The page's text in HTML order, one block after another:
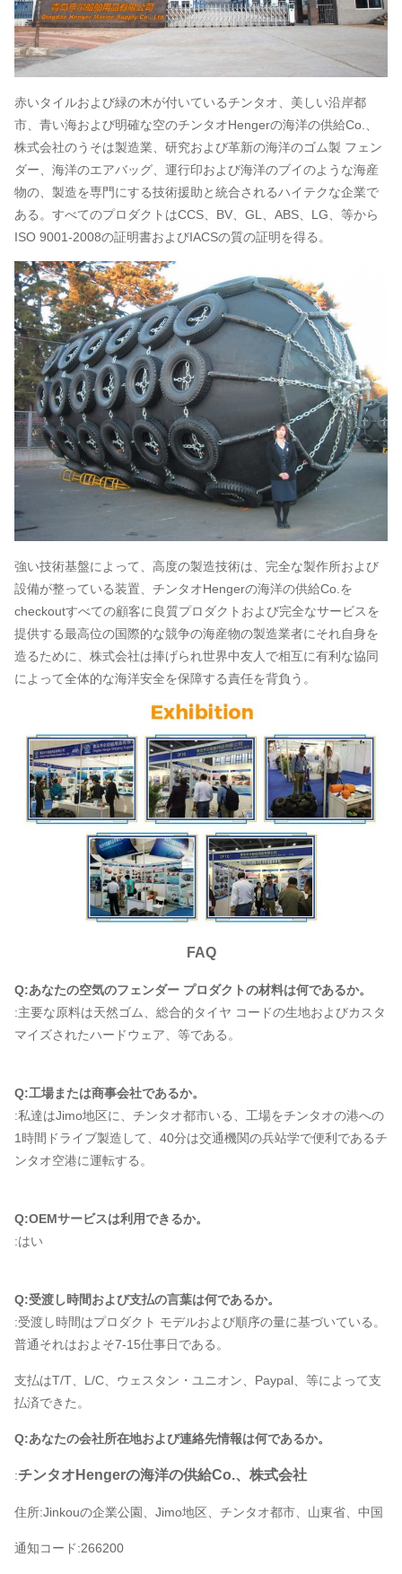
赤いタイルおよび緑の木が付いているチンタオ、美しい沿岸都
市、青い海および明確な空のチンタオHengerの海洋の供給Co.、
株式会社のうそは製造業、研究および革新の海洋のゴム製 フェン
ダー、海洋のエアバッグ、運行印および海洋のブイのような海産
物の、製造を専門にする技術援助と統合されるハイテクな企業で
ある。すべてのプロダクトはCCS、BV、GL、ABS、LG、等から
ISO 9001-2008の証明書およびIACSの質の証明を得る。
強い技術基盤によって、高度の製造技術は、完全な製作所および
設備が整っている装置、チンタオHengerの海洋の供給Co.を
checkoutすべての顧客に良質プロダクトおよび完全なサービスを
提供する最高位の国際的な競争の海産物の製造業者にそれ自身を
造るために、株式会社は捧げられ世界中友人で相互に有利な協同
によって全体的な海洋安全を保障する責任を背負う。
FAQ
Q:あなたの空気のフェンダー プロダクトの材料は何であるか。
:主要な原料は天然ゴム、総合的タイヤ コードの生地およびカスタ
マイズされたハードウェア、等である。
Q:工場または商事会社であるか。
:私達はJimo地区に、チンタオ都市いる、工場をチンタオの港への
1時間ドライブ製造して、40分は交通機関の兵站学で便利であるチ
ンタオ空港に運転する。
Q:OEMサービスは利用できるか。
:はい
Q:受渡し時間および支払の言葉は何であるか。
:受渡し時間はプロダクト モデルおよび順序の量に基づいている。
普通それはおよそ7-15仕事日である。
支払はT/T、L/C、ウェスタン・ユニオン、Paypal、等によって支
払済できた。
Q:あなたの会社所在地および連絡先情報は何であるか。
:チンタオHengerの海洋の供給Co.、株式会社
住所:Jinkouの企業公園、Jimo地区、チンタオ都市、山東省、中国
通知コード:266200